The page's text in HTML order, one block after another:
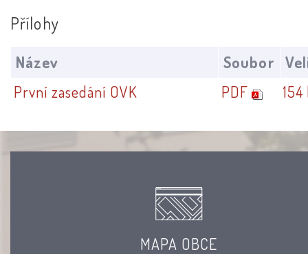
Přílohy
Název Soubor
První zasedání OVK
PDF
MAPA OBCE